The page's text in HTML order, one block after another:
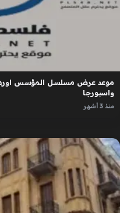
واسبورجا
منذ 3 أشهر